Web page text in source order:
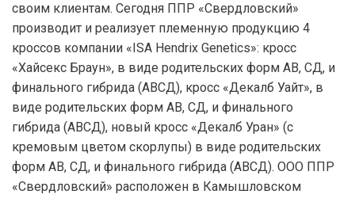
своим клиентам. Сегодня ППР «Свердловский»
производит и реализует племенную продукцию 4
кроссов компании «ISA Hendrix Genetics»: кросс
«Хайсекс Браун», в виде родительских форм АВ, СД, и
финального гибрида (АВСД), кросс «Декалб Уайт», в
виде родительских форм АВ, СД, и финального
гибрида (АВСД), новый кросс «Декалб Уран» (с
кремовым цветом скорлупы) в виде родительских
форм АВ, СД, и финального гибрида (АВСД). ООО ППР
«Свердловский» расположен в Камышловском